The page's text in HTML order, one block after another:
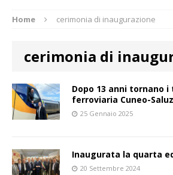
Home cerimonia di inaugurazione
cerimonia di
Dopo 13 anni tornano
ferroviaria Cuneo-
25 Gennaio 2025
Inaugurata la quarta
20 Settembre 2024